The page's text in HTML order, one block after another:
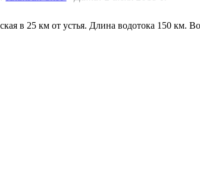
в 25 км от устья. Длина водотока 150 км.